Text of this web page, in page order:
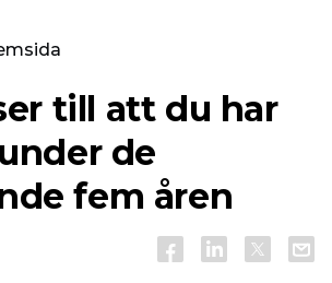
till att du har
de
fem åren